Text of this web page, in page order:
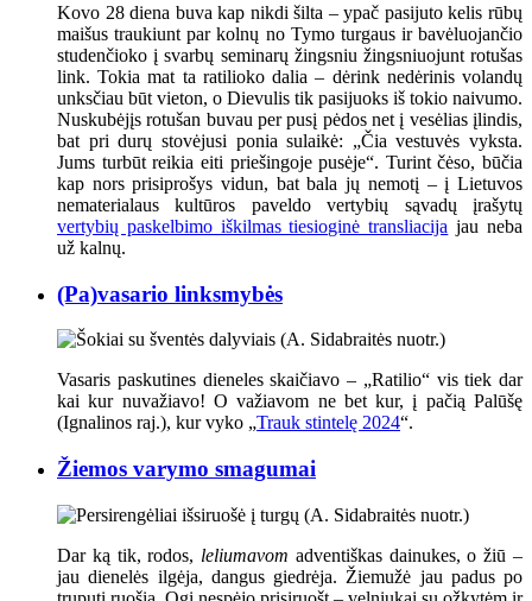
Kovo 28 diena buva kap nikdi šilta – ypač pasijuto kelis rūbų
maišus traukiunt par kolnų no Tymo turgaus ir bavėluojančio
studenčioko į svarbų seminarų žingsniu žingsniuojunt rotušas
link. Tokia mat ta ratilioko dalia – dėrink nedėrinis volandų
unksčiau būt vieton, o Dievulis tik pasijuoks iš tokio naivumo.
Nuskubėjįs rotušan buvau per pusį pėdos net į vesėlias įlindis,
bat pri durų stovėjusi ponia sulaikė: „Čia vestuvės vyksta.
Jums turbūt reikia eiti priešingoje pusėje“. Turint čėso, būčia
kap nors prisiprošys vidun, bat bala jų nemotį – į Lietuvos
nematerialaus kultūros paveldo vertybių sąvadų įrašytų
vertybių paskelbimo iškilmas tiesioginė transliacija jau neba
už kalnų.
(Pa)vasario linksmybės
Vasaris paskutines dieneles skaičiavo – „Ratilio“ vis tiek dar
kai kur nuvažiavo! O važiavom ne bet kur, į pačią Palūšę
(Ignalinos raj.), kur vyko „Trauk stintelę 2024“.
Žiemos varymo smagumai
Dar ką tik, rodos, leliumavom adventiškas dainukes, o žiū –
jau dienelės ilgėja, dangus giedrėja. Žiemužė jau padus po